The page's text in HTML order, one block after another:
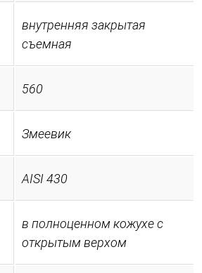
внутренняя закрытая
съемная
560
Змеевик
AISI 430
в полноценном кожухе с
открытым верхом